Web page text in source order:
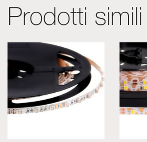
Prodotti simili